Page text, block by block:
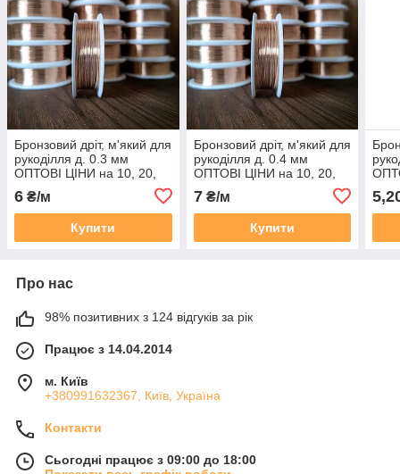
Бронзовий дріт, м'який для
рукоділля д. 0.3 мм
ОПТОВІ ЦІНИ на 10, 20,
6 ₴/м
Купити
Бронзовий дріт, м'який для
рукоділля д. 0.4 мм
ОПТОВІ ЦІНИ на 10, 20,
7₴/м
Купити
Про нас
98% позитивних з 124 відгуків за рік
Працює з 14.04.2014
м. Київ
+380991632367, Київ, Україна
Контакти
Сьогодні працює з 09:00 до 18:00